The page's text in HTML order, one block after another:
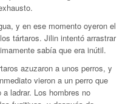
y en ese momento oyeron el
tártaros. Jilin intentó arrastrar
sabía que era inútil.
azuzaron a unos perros, y
vieron a un perro que
ladrar. Los hombres no